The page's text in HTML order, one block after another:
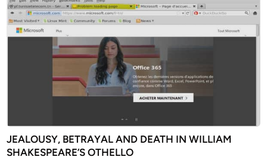
JEALOUSY, BETRAYAL AND DEATH IN WILLIAM
SHAKESPEARE’S OTHELLO